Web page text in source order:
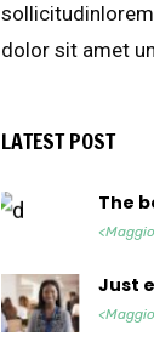
dolor sit amet
LATEST POST
The
Just